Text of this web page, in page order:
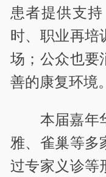
患者提供支
时、职业再培
场；公众也要
善的康复环境
本届嘉年
雅、雀巢等多
过专家义诊等